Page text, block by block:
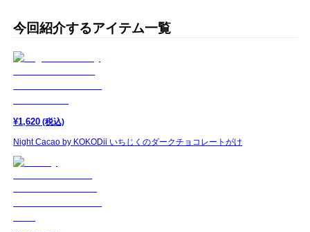
今回紹介するアイテム一覧
¥1,620 (税込)
Night Cacao by KOKODii いちじくのダークチョコレートがけ